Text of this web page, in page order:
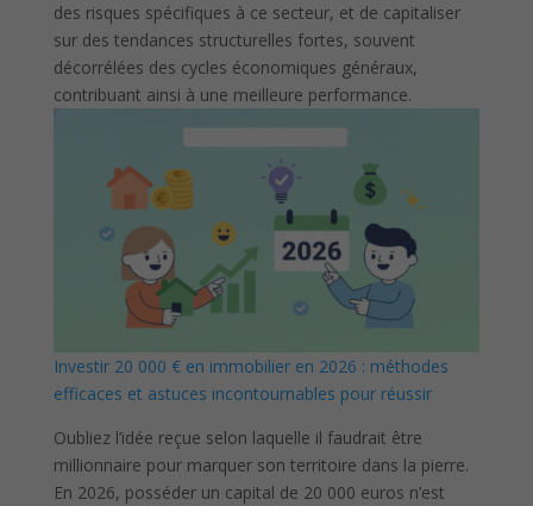
des risques spécifiques à ce secteur, et de capitaliser
sur des tendances structurelles fortes, souvent
décorrélées des cycles économiques généraux,
contribuant ainsi à une meilleure performance.
Investir 20 000 € en immobilier en 2026 : méthodes
efficaces et astuces incontournables pour réussir
Oubliez l’idée reçue selon laquelle il faudrait être
millionnaire pour marquer son territoire dans la pierre.
En 2026, posséder un capital de 20 000 euros n’est